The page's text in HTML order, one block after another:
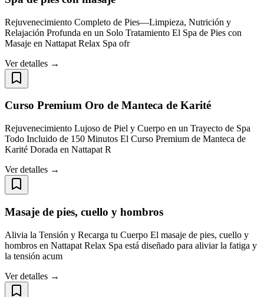
Rejuvenecimiento Completo de Pies—Limpieza, Nutrición y
Relajación Profunda en un Solo Tratamiento El Spa de Pies con
Masaje en Nattapat Relax Spa ofr
Ver detalles →
Curso Premium Oro de Manteca de Karité
Rejuvenecimiento Lujoso de Piel y Cuerpo en un Trayecto de Spa
Todo Incluido de 150 Minutos El Curso Premium de Manteca de
Karité Dorada en Nattapat R
Ver detalles →
Masaje de pies, cuello y hombros
Alivia la Tensión y Recarga tu Cuerpo El masaje de pies, cuello y
hombros en Nattapat Relax Spa está diseñado para aliviar la fatiga y
la tensión acum
Ver detalles →